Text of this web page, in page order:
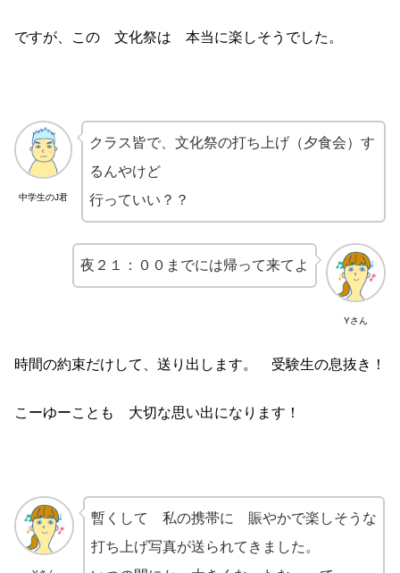
ですが、この 文化祭は 本当に楽しそうでした。
中学生のJ君
クラス皆で、文化祭の打ち上げ（夕食会）す
るんやけど
行っていい？？
Yさん
夜２１：００までには帰って来てよ
時間の約束だけして、送り出します。 受験生の息抜き！
こーゆーことも 大切な思い出になります！
暫くして 私の携帯に 賑やかで楽しそうな
打ち上げ写真が送られてきました。